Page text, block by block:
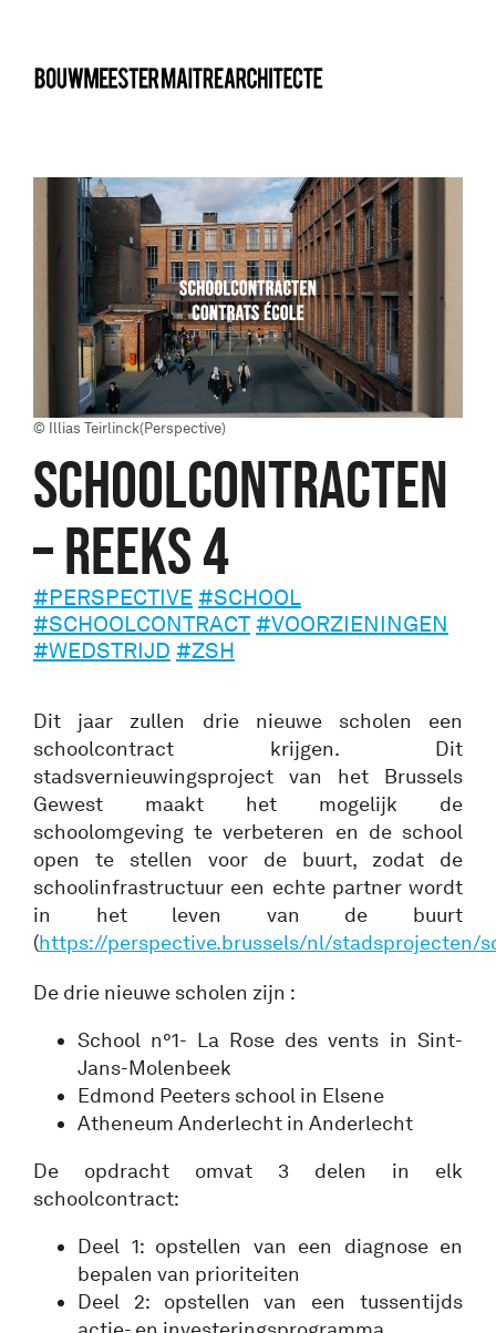
bma
© Illias Teirlinck(Perspective)
SCHOOLCONTRACTEN
– REEKS 4
#PERSPECTIVE #SCHOOL
#SCHOOLCONTRACT #VOORZIENINGEN
#WEDSTRIJD #ZSH
Dit jaar zullen drie nieuwe scholen een
schoolcontract krijgen. Dit
stadsvernieuwingsproject van het Brussels
Gewest maakt het mogelijk de
schoolomgeving te verbeteren en de school
open te stellen voor de buurt, zodat de
schoolinfrastructuur een echte partner wordt
in het leven van de buurt
(https://perspective.brussels/nl/stadsprojecten/
De drie nieuwe scholen zijn :
School n°1- La Rose des vents in Sint-
Jans-Molenbeek
Edmond Peeters school in Elsene
Atheneum Anderlecht in Anderlecht
De opdracht omvat 3 delen in elk
schoolcontract:
Deel 1: opstellen van een diagnose en
bepalen van prioriteiten
Deel 2: opstellen van een tussentijds